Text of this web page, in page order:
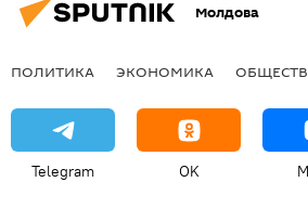
Молдова
ПОЛИТИКА ЭКОНОМИКА
Telegram OK